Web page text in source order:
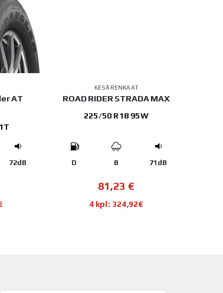
AT
72dB
KESÄRENKAAT
ROAD RIDER STRADA MAX
225/50 R18 95W
D B 71dB
81,23 €
4 kpl: 324,92€